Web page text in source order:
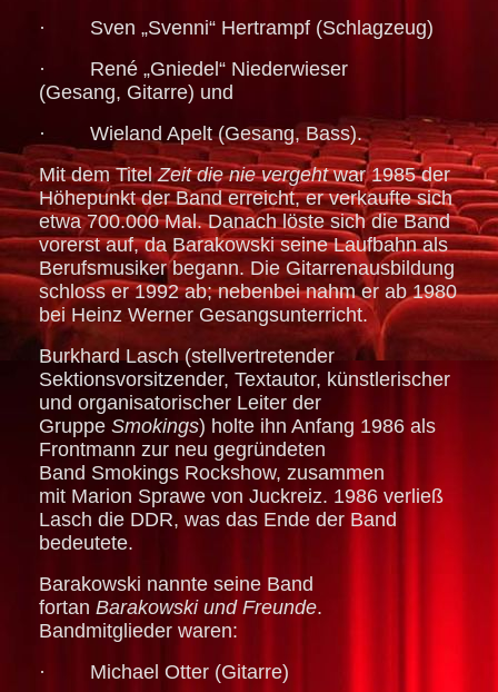
· Sven „Svenni“ Hertrampf (Schlagzeug)
· René „Gniedel“ Niederwieser
(Gesang, Gitarre) und
· Wieland Apelt (Gesang, Bass).
Mit dem TitelZeit die nie vergehtwar 1985 der
Höhepunkt der Band erreicht, er verkaufte sich
etwa 700.000 Mal. Danach löste sich die Band
vorerst auf, da Barakowski seine Laufbahn als
Berufsmusiker begann. Die Gitarrenausbildung
schloss er 1992 ab; nebenbei nahm er ab 1980
bei Heinz Werner Gesangsunterricht.
Burkhard Lasch (stellvertretender
Sektionsvorsitzender, Textautor, künstlerischer
und organisatorischer Leiter der
Gruppe Smokings) holte ihn Anfang 1986 als
Frontmann zur neu gegründeten
Band Smokings Rockshow, zusammen
mit Marion Sprawe von Juckreiz. 1986 verließ
Lasch die DDR, was das Ende der Band
bedeutete.
Barakowski nannte seine Band
fortan Barakowski und Freunde.
Bandmitglieder waren:
· Michael Otter (Gitarre)